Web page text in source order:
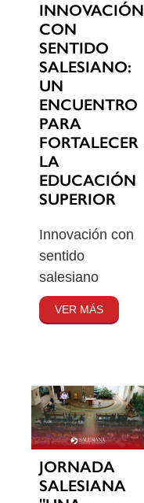
INNOVACIÓN
CON
SENTIDO
SALESIANO:
UN
ENCUENTRO
PARA
FORTALECER
LA
EDUCACIÓN
SUPERIOR
Innovación con
sentido
salesiano
VER MÁS
JORNADA
SALESIANA